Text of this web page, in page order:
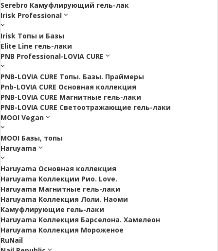
Serebro Камуфлирующий гель-лак
Irisk Professional
Irisk Топы и Базы
Elite Line гель-лаки
PNB Professional-LOVIA CURE
PNB-LOVIA CURE Топы. Базы. Праймеры
Pnb-LOVIA CURE Основная коллекция
PNB-LOVIA CURE Магнитные гель-лаки
PNB-LOVIA CURE Cветоотражающие гель-лаки
MOOI Vegan
MOOI Базы, топы
Haruyama
Haruyama Основная коллекция
Haruyama Коллекции Рио. Love.
Haruyama Магнитные гель-лаки
Haruyama Коллекция Лоли. Наоми
Камуфлирующие гель-лаки
Haruyama Коллекция Барселона. Хамелеон
Haruyama Коллекция Мороженое
RuNail